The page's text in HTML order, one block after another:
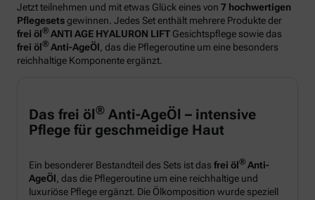
Jetzt teilnehmen und mit etwas Glück eines von 7 hochwertigen
Pflegesetsgewinnen. Jedes Set enthält mehrere Produkte der
frei öl® ANTI AGE HYALURON LIFT Gesichtspflege sowie das
frei öl® Anti-AgeÖl , das die Pflegeroutine um eine besonders
reichhaltige Komponente ergänzt.
Das frei öl® Anti-AgeÖl – intensive
Pflege für geschmeidige Haut
Ein besonderer Bestandteil des Sets ist das frei öl® Anti-
AgeÖl, das die Pflegeroutine um eine reichhaltige und
luxuriöse Pflege ergänzt. Die Ölkomposition wurde speziell